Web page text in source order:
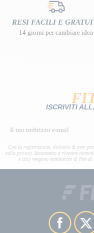
RESI FACILI E
14 giorni per cambiare idea
ISCRIVITI
Con la registrazione, dichiaro di aver
sulla privacy. Acconsento a ricevere
e clic) vengano monitorate al fine di